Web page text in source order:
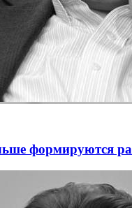
формируются